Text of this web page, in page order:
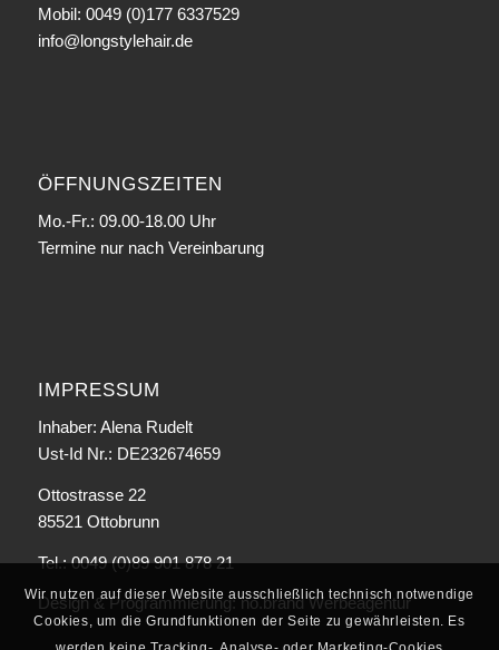
Mobil: 0049 (0)177 6337529
info@longstylehair.de
ÖFFNUNGSZEITEN
Mo.-Fr.: 09.00-18.00 Uhr
Termine nur nach Vereinbarung
IMPRESSUM
Inhaber: Alena Rudelt
Ust-Id Nr.: DE232674659
Ottostrasse 22
85521 Ottobrunn
Tel.: 0049 (0)89 901 878 21
Design & Programmierung:no.brand Werbeagentur
Wir nutzen auf dieser Website ausschließlich technisch notwendige
Cookies, um die Grundfunktionen der Seite zu gewährleisten. Es